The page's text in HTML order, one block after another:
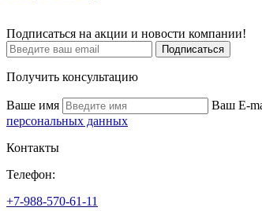
Подписаться на акции и новости компании!
Подписаться
Получить консультацию
Ваше имя Ваш E-
персональных данных
Контакты
Телефон:
+7-988-570-61-11